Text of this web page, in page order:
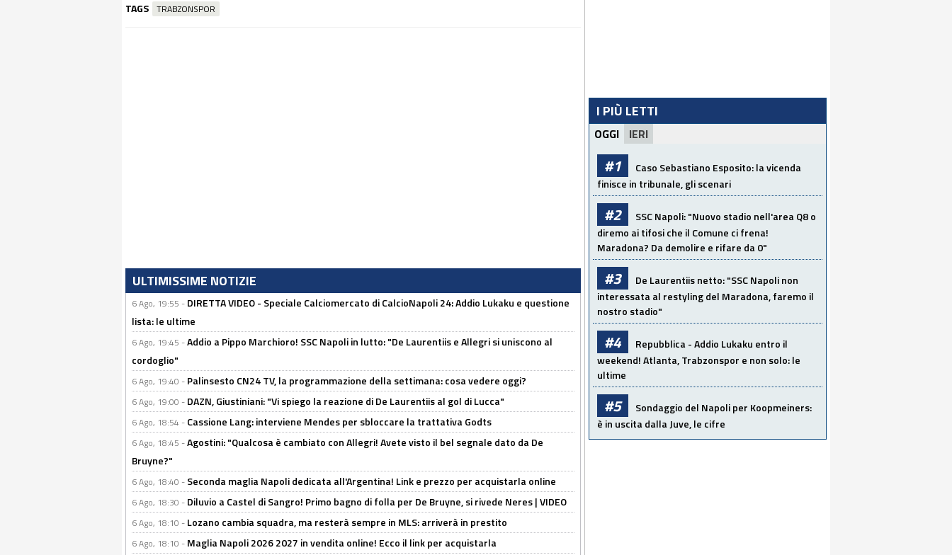
TAGS TRABZONSPOR
ULTIMISSIME NOTIZIE
6 Ago, 19:55 - DIRETTA VIDEO - Speciale Calciomercato di CalcioNapoli 24: Addio Lukaku e questione
lista: le ultime
6 Ago, 19:45 -Addio a Pippo Marchioro! SSC Napoli in lutto: "De Laurentiis e Allegri si uniscono al
cordoglio"
6 Ago, 19:40 - Palinsesto CN24 TV, la programmazione della settimana: cosa vedere oggi?
6 Ago, 19:00 - DAZN, Giustiniani: "Vi spiego la reazione di De Laurentiis al gol di Lucca"
6 Ago, 18:54 - Cassione Lang: interviene Mendes per sbloccare la trattativa Godts
6 Ago, 18:45 -Agostini: "Qualcosa è cambiato con Allegri! Avete visto il bel segnale dato da De
Bruyne?"
6 Ago, 18:40 - Seconda maglia Napoli dedicata all'Argentina! Link e prezzo per acquistarla online
6 Ago, 18:30 - Diluvio a Castel di Sangro! Primo bagno di folla per De Bruyne, si rivede Neres | VIDEO
6 Ago, 18:10 - Lozano cambia squadra, ma resterà sempre in MLS: arriverà in prestito
6 Ago, 18:10 - Maglia Napoli 2026 2027 in vendita online! Ecco il link per acquistarla
I PIÙ LETTI
OGGI IERI
#1
Caso Sebastiano Esposito: la vicenda
finisce in tribunale, gli scenari
#2
SSC Napoli: "Nuovo stadio nell'area Q8 o
diremo ai tifosi che il Comune ci frena!
Maradona? Da demolire e rifare da 0"
#3
De Laurentiis netto: "SSC Napoli non
interessata al restyling del Maradona, faremo il
nostro stadio"
#4
Repubblica - Addio Lukaku entro il
weekend! Atlanta, Trabzonspor e non solo: le
ultime
#5
Sondaggio del Napoli per Koopmeiners:
è in uscita dalla Juve, le cifre